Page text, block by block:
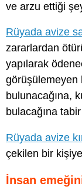
ve arzu ettiği
Rüyada avize
zararlardan
yapılarak
görüşülemeyen
bulunacağına,
bulacağına
Rüyada avize
çekilen bir
İnsan